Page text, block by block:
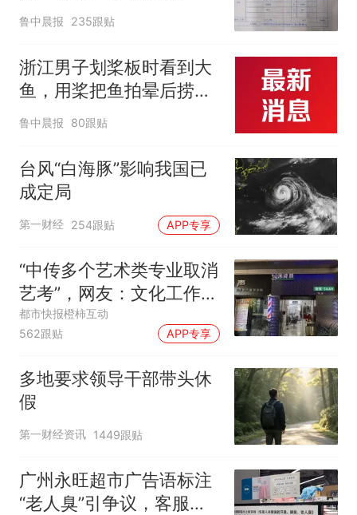
元，57岁保洁阿姨做医美
糊
鲁中晨报 235跟贴
浙江男子划桨板时看到大
鱼，用桨把鱼拍晕后捞
起；当事人：鱼重7斤6
味道很好
鲁中晨报 80跟贴
台风“白海豚”影响我国已
成定局
第一财经 254跟贴 APP专享
“中传多个艺术类专业取消
艺考”，网友：文化工作者
一定要有文化，这句话的
含金量还在持续上升
都市快报橙柿互动
562跟贴
APP专享
多地要求领导干部带头休
假
第一财经资讯 1449跟贴
广州永旺超市广告语标注
“老人臭”引争议，客服回